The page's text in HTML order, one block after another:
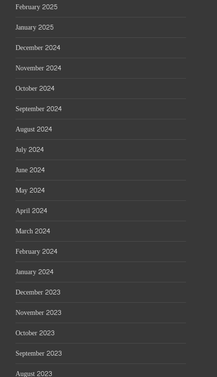
February 2025
January 2025
December 2024
November 2024
October 2024
September 2024
August 2024
July 2024
June 2024
May 2024
April 2024
March 2024
February 2024
January 2024
December 2023
November 2023
October 2023
September 2023
August 2023